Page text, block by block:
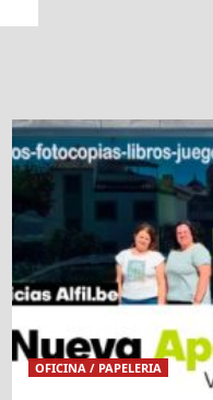
OFICINA / PAPELERIA